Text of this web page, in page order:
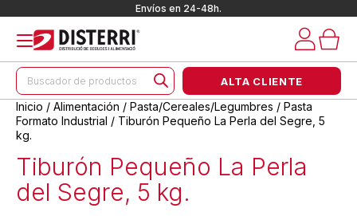
Envíos en 24-48h.
Búsqueda
de
productos
ALTA CLIENTE
Inicio / Alimentación / Pasta/Cereales/Legumbres / Pasta
Formato Industrial / Tiburón Pequeño La Perla del Segre, 5
kg.
Tiburón Pequeño La Perla
del Segre, 5 kg.